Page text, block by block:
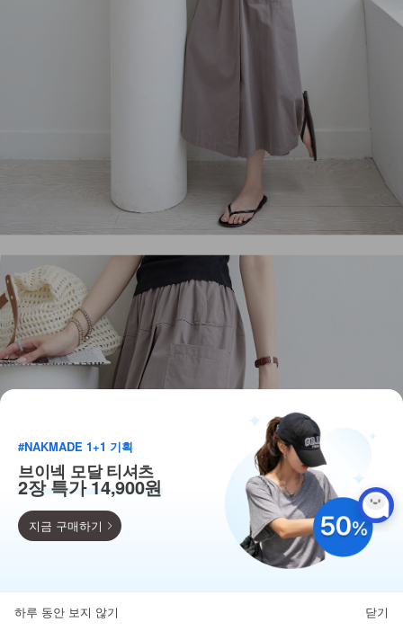
득템찬스
#NAKMADE 1+1 기획
브이넥 모달 티셔츠
2장 특가 14,900원
지금 구매하기
하루 동안 보지 않기 닫기
뒤로가기 카테고리 마이페이지